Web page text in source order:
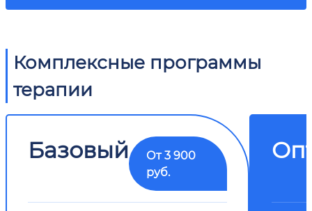
Комплексные программы
терапии
Базовый
От 3 900
руб.